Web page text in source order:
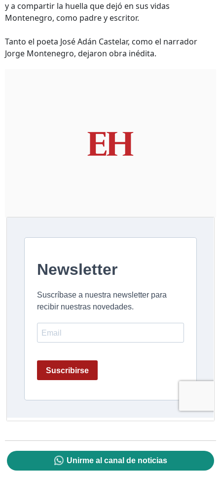
y a compartir la huella que dejó en sus vidas
Montenegro, como padre y escritor.
Tanto el poeta José Adán Castelar, como el narrador
Jorge Montenegro, dejaron obra inédita.
Unirme al canal de noticias